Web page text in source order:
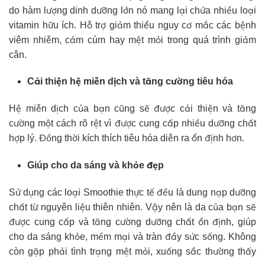
do hàm lượng dinh dưỡng lớn nó mang lại chứa nhiều loại
vitamin hữu ích. Hỗ trợ giảm thiểu nguy cơ mắc các bệnh
viêm nhiễm, cảm cúm hay mệt mỏi trong quá trình giảm
cân.
Cải thiện hệ miễn dịch và tăng cường tiêu hóa
Hệ miễn dịch của bạn cũng sẽ được cải thiện và tăng
cường một cách rõ rệt vì được cung cấp nhiều dưỡng chất
hợp lý. Đồng thời kích thích tiêu hóa diễn ra ổn định hơn.
Giúp cho da sáng và khỏe đẹp
Sử dụng các loại Smoothie thực tế đều là dung nạp dưỡng
chất từ nguyên liệu thiên nhiên. Vậy nên là da của bạn sẽ
được cung cấp và tăng cường dưỡng chất ổn định, giúp
cho da sáng khỏe, mềm mại và tràn đầy sức sống. Không
còn gặp phải tình trạng mệt mỏi, xuống sắc thường thấy